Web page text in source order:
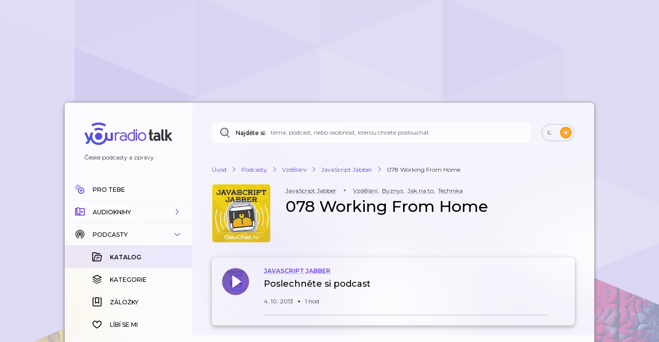
České podcasty a zprávy
PRO TEBE
AUDIOKNIHY
KATALOG
KOUPENÉ
KATEGORIE
ZÁLOŽKY
HISTORIE
PODCASTY
KATALOG
KATEGORIE
ZÁLOŽKY
LÍBÍ SE MI
Najděte si:
Úvod Podcasty Vzdělání JavaScript Jabber 078 Working From Home
JavaScript Jabber Vzdělání, Byznys, Jak na to, Technika
078 Working From Home
JAVASCRIPT JABBER
Poslechněte si podcast
4. 10. 2013 1 hod